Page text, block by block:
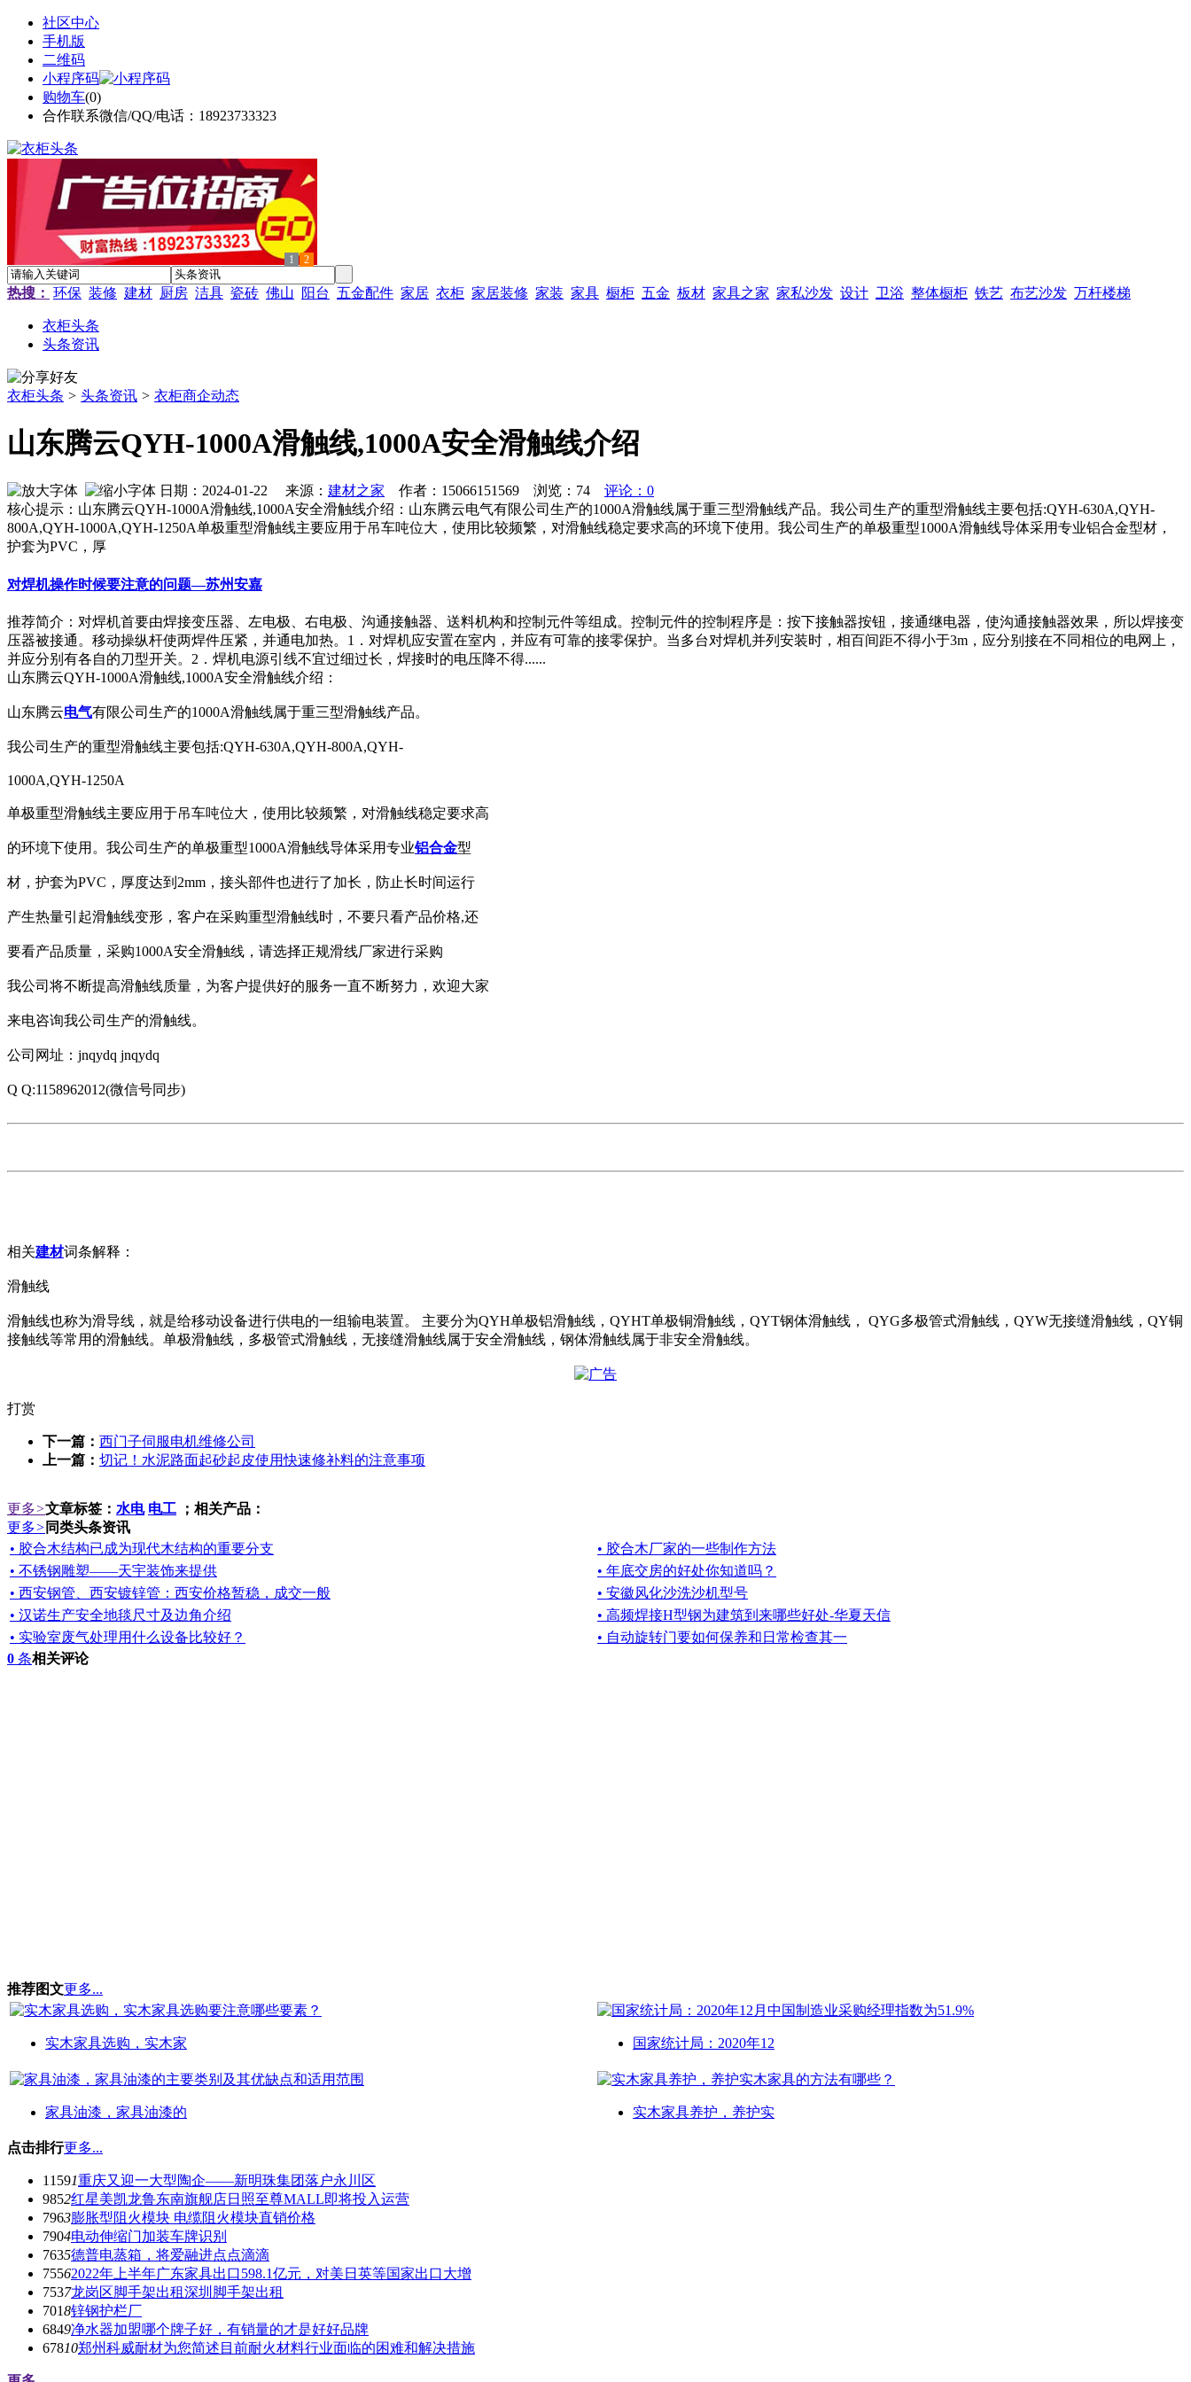
社区中心
手机版
二维码
小程序码
购物车(0)
合作联系微信/QQ/电话：18923733323
1 2
热搜： 环保 装修 建材 厨房 洁具 瓷砖 佛山 阳台 五金配件 家居 衣柜 家居装修 家装 家具 橱柜 五金 板材 家具之家 家私沙发 设计 卫浴 整体橱柜 铁艺 布艺沙发 万杆楼梯
衣柜头条
头条资讯
衣柜头条 > 头条资讯 > 衣柜商企动态
山东腾云QYH-1000A滑触线,1000A安全滑触线介绍
日期：2024-01-22 来源： 建材之家 作者：15066151569 浏览： 74
评论：0
核心提示：山东腾云QYH-1000A滑触线,1000A安全滑触线介绍：山东腾云电气有限公司生产的1000A滑触线属于重三型滑触线产品。我公司生产的重型滑触线主要包括:QYH-630A,QYH-
800A,QYH-1000A,QYH-1250A单极重型滑触线主要应用于吊车吨位大，使用比较频繁，对滑触线稳定要求高的环境下使用。我公司生产的单极重型1000A滑触线导体采用专业铝合金型材，
护套为PVC，厚
对焊机操作时候要注意的问题—苏州安嘉
推荐简介：对焊机首要由焊接变压器、左电极、右电极、沟通接触器、送料机构和控制元件等组成。控制元件的控制程序是：按下接触器按钮，接通继电器，使沟通接触器效果，所以焊接变
压器被接通。移动操纵杆使两焊件压紧，并通电加热。1．对焊机应安置在室内，并应有可靠的接零保护。当多台对焊机并列安装时，相百间距不得小于3m，应分别接在不同相位的电网上，
并应分别有各自的刀型开关。2．焊机电源引线不宜过细过长，焊接时的电压降不得......
山东腾云QYH-1000A滑触线,1000A安全滑触线介绍：
山东腾云电气有限公司生产的1000A滑触线属于重三型滑触线产品。
我公司生产的重型滑触线主要包括:QYH-630A,QYH-800A,QYH-
1000A,QYH-1250A
单极重型滑触线主要应用于吊车吨位大，使用比较频繁，对滑触线稳定要求高
的环境下使用。我公司生产的单极重型1000A滑触线导体采用专业铝合金型
材，护套为PVC，厚度达到2mm，接头部件也进行了加长，防止长时间运行
产生热量引起滑触线变形，客户在采购重型滑触线时，不要只看产品价格,还
要看产品质量，采购1000A安全滑触线，请选择正规滑线厂家进行采购
我公司将不断提高滑触线质量，为客户提供好的服务一直不断努力，欢迎大家
来电咨询我公司生产的滑触线。
公司网址：jnqydq jnqydq
Q Q:1158962012(微信号同步)
相关建材词条解释：
滑触线
滑触线也称为滑导线，就是给移动设备进行供电的一组输电装置。 主要分为QYH单极铝滑触线，QYHT单极铜滑触线，QYT钢体滑触线， QYG多极管式滑触线，QYW无接缝滑触线，QY铜
接触线等常用的滑触线。单极滑触线，多极管式滑触线，无接缝滑触线属于安全滑触线，钢体滑触线属于非安全滑触线。
打赏
下一篇： 西门子伺服电机维修公司
上一篇： 切记！水泥路面起砂起皮使用快速修补料的注意事项
更多>文章标签： 水电 电工 ；相关产品：
更多> 同类头条资讯
• 胶合木结构已成为现代木结构的重要分支
• 胶合木厂家的一些制作方法
• 不锈钢雕塑——天宇装饰来提供
• 年底交房的好处你知道吗？
• 西安钢管、西安镀锌管：西安价格暂稳，成交一般
• 安徽风化沙洗沙机型号
• 汉诺生产安全地毯尺寸及边角介绍
• 高频焊接H型钢为建筑到来哪些好处-华夏天信
• 实验室废气处理用什么设备比较好？
• 自动旋转门要如何保养和日常检查其一
0 条相关评论
推荐图文更多...
实木家具选购，实木家 国家统计局：2020年12
家具油漆，家具油漆的 实木家具养护，养护实
点击排行更多...
11591重庆又迎一大型陶企——新明珠集团落户永川区
9852红星美凯龙鲁东南旗舰店日照至尊MALL即将投入运营
7963膨胀型阻火模块 电缆阻火模块直销价格
7904电动伸缩门加装车牌识别
7635德普电蒸箱，将爱融进点点滴滴
75562022年上半年广东家具出口598.1亿元，对美日英等国家出口大增
7537龙岗区脚手架出租深圳脚手架出租
7018锌钢护栏厂
6849净水器加盟哪个牌子好，有销量的才是好好品牌
67810郑州科威耐材为您简述目前耐火材料行业面临的困难和解决措施